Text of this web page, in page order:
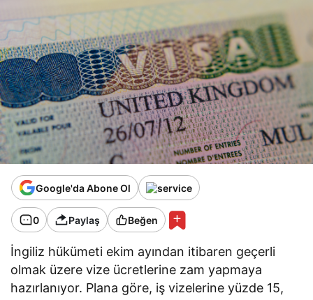
Google'da Abone Ol
0 Paylaş Beğen
İngiliz hükümeti ekim ayından itibaren geçerli
olmak üzere vize ücretlerine zam yapmaya
hazırlanıyor. Plana göre, iş vizelerine yüzde 15,